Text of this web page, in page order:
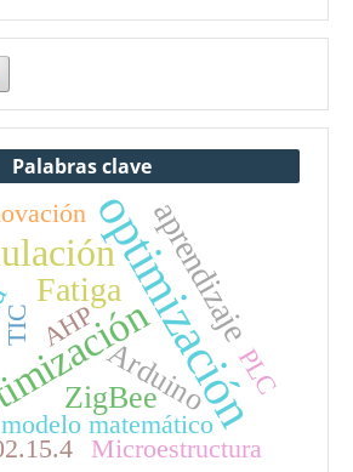
Palabras clave
optimización
Fatiga aprendizaje
Arduino
ZigBee
modelo matemático
TIC
PLC
Microestructura
AHP